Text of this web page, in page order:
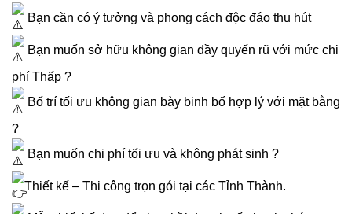
Bạn cần có ý tưởng và phong cách độc đáo thu hút
Bạn muốn sở hữu không gian đầy quyến rũ với mức chi
phí Thấp ?
Bố trí tối ưu không gian bày binh bố hợp lý với mặt bằng
?
Bạn muốn chi phí tối ưu và không phát sinh ?
Thiết kế – Thi công trọn gói tại các Tỉnh Thành.